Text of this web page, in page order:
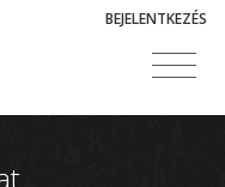
BEJELENTKEZÉS